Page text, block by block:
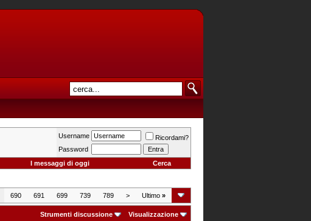
Username
Ricordami?
Password
I messaggi di oggi Cerca
690 691 699 739 789 > Ultimo »
Strumenti discussione Visualizzazione